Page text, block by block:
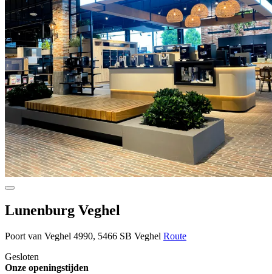
Lunenburg Veghel
Poort van Veghel 4990, 5466 SB Veghel Route
Gesloten
Onze openingstijden